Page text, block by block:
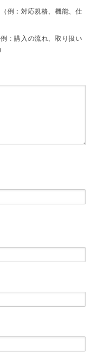
（例：対応規格、機能、仕
例：購入の流れ、取り扱い